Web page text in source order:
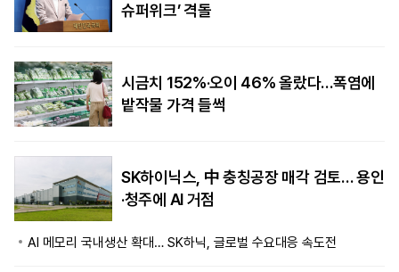
슈퍼위크’ 격돌
시금치 152%·오이 46% 올랐다…폭염에
밭작물 가격 들썩
SK하이닉스, 中 충칭공장 매각 검토… 용인
·청주에 AI 거점
AI 메모리 국내생산 확대… SK하닉, 글로벌 수요대응 속도전